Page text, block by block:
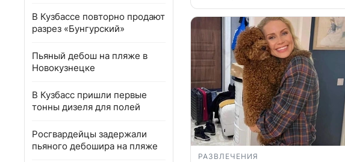
В Кузбассе повторно продают
разрез «Бунгурский»
Пьяный дебош на пляже в
Новокузнецке
В Кузбасс пришли первые
тонны дизеля для полей
Росгвардейцы задержали
пьяного дебошира на пляже
РАЗВЛЕЧЕНИЯ